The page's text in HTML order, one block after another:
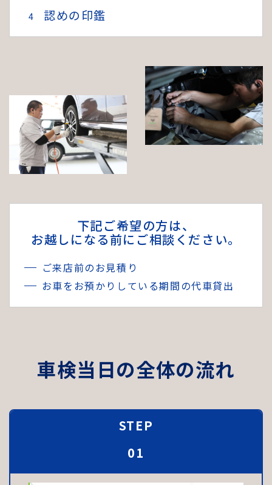
認めの印鑑
下記ご希望の方は、
お越しになる前にご相談ください。
ご来店前のお見積り
お車をお預かりしている期間の代車貸出
車検当日の全体の流れ
STEP
01